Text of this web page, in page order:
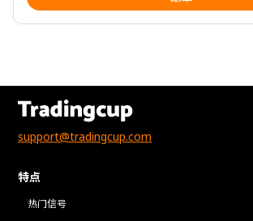
support@tradingcup.com
特点
热门信号